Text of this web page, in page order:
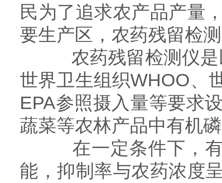
民为了追求农产品产量
要生产区，农药残留检
农药残留检测仪是
世界卫生组织WHOO、
EPA参照摄入量等要求
蔬菜等农林产品中有机
在一定条件下，有
能，抑制率与农药浓度